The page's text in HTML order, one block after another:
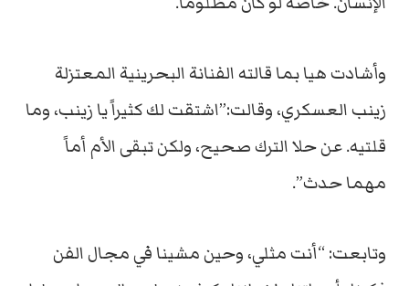
وأشادت هيا بما قالته الفنانة البحرينية المعتزلة
زينب العسكري، وقالت:”اشتقت لك كثيراً يا زينب، وما
قلتيه. عن حلا الترك صحيح، ولكن تبقى الأم أماً
مهما حدث”.
وتابعت: “أنت مثلي، وحين مشينا في مجال الفن